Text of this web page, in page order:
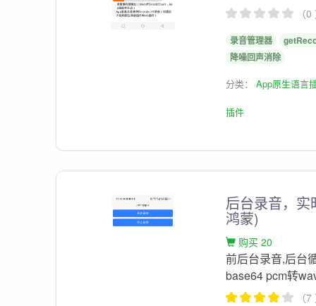
（
录音管理器
降噪回声消除
分类：App原生语言
插件
后台录音，实
鸿蒙)
购买 20
前后台录音,后台
base64 pcm转
（